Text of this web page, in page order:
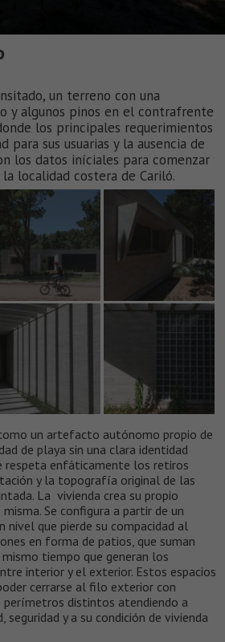
un terreno con una
y algunos pinos en el contrafrente
los principales requerimientos
para sus usuarias y la ausencia de
los datos iníciales para comenzar
localidad costera de Cariló.
un artefacto autónomo propio de
de playa sin una clara identidad
respeta enfáticamente los retiros
y la topografía original de las
La vivienda crea su propio
Se configura a partir de un
nivel que pierde su compacidad al
en forma de patios, que suman
tiempo que generan los
interior y el exterior. Estos espacios
cerrarse al filo exterior con
perímetros distintos atendiendo a
seguridad y a su condición de vivienda